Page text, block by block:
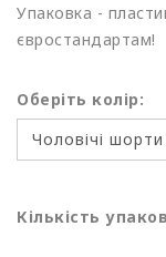
Упаковка -
євростандартам!
Оберіть колір:
Кількість